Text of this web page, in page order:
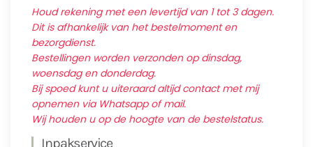
Houd rekening met een levertijd van 1 tot 3 dagen.
Dit is afhankelijk van het bestelmoment en
bezorgdienst.
Bestellingen worden verzonden op dinsdag,
woensdag en donderdag.
Bij spoed kunt u uiteraard altijd contact met mij
opnemen via Whatsapp of mail.
Wij houden u op de hoogte van de bestelstatus.
Inpakservice